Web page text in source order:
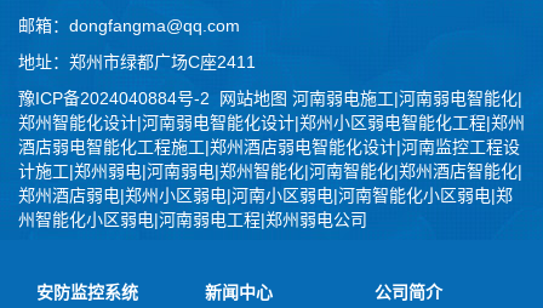
邮箱：dongfangma@qq.com
地址：郑州市绿都广场C座2411
豫ICP备2024040884号-2
网站地图 河南弱电施工|河南弱电智能化|
郑州智能化设计|河南弱电智能化设计|郑州小区弱电智能化工程|郑州
酒店弱电智能化工程施工|郑州酒店弱电智能化设计|河南监控工程设
计施工|郑州弱电|河南弱电|郑州智能化|河南智能化|郑州酒店智能化|
郑州酒店弱电|郑州小区弱电|河南小区弱电|河南智能化小区弱电|郑
州智能化小区弱电|河南弱电工程|郑州弱电公司
安防监控系统
新闻中心
公司简介